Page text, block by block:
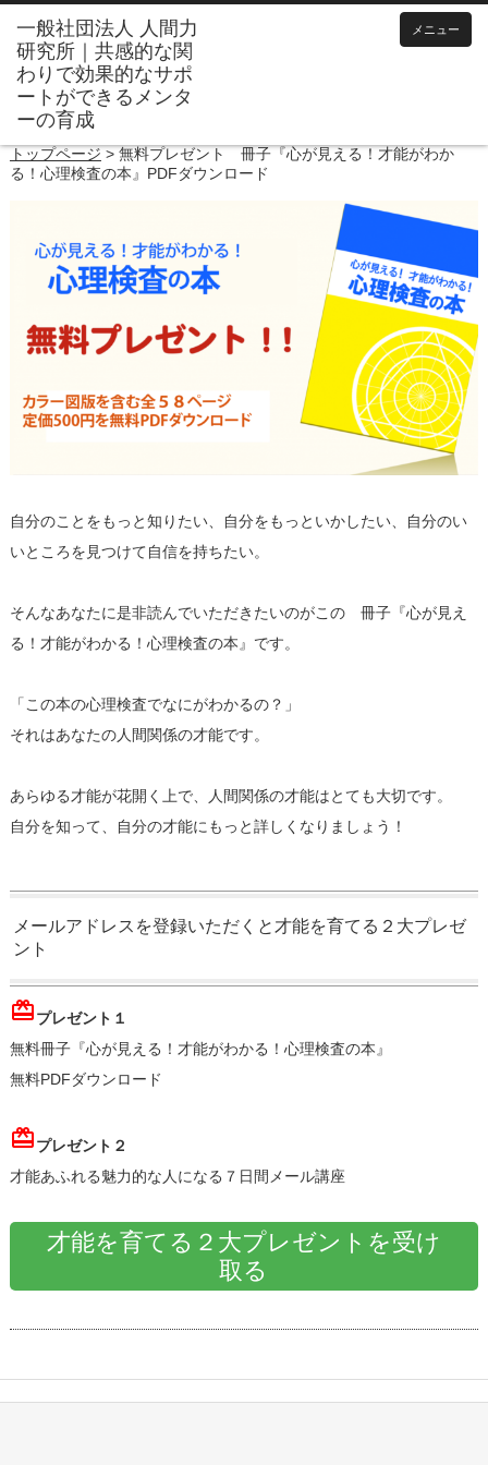
メニュー
トップページ > 無料プレゼント 冊子『心が見える！才能がわか
る！心理検査の本』PDFダウンロード
自分のことをもっと知りたい、自分をもっといかしたい、自分のい
いところを見つけて自信を持ちたい。
そんなあなたに是非読んでいただきたいのがこの 冊子『心が見え
る！才能がわかる！心理検査の本』です。
「この本の心理検査でなにがわかるの？」
それはあなたの人間関係の才能です。
あらゆる才能が花開く上で、人間関係の才能はとても大切です。
自分を知って、自分の才能にもっと詳しくなりましょう！
メールアドレスを登録いただくと才能を育てる２大プレゼ
ント
card_giftcardプレゼント１
無料冊子『心が見える！才能がわかる！心理検査の本』
無料PDFダウンロード
card_giftcardプレゼント２
才能あふれる魅力的な人になる７日間メール講座
才能を育てる２大プレゼントを受け
取る